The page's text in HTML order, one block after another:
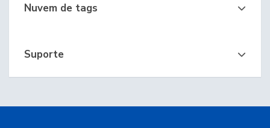
Nuvem de tags
Suporte